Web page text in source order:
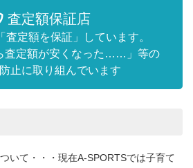
査定額保証店
定額を保証」しています。
査定額が安くなった……」等の
止に取り組んでいます
いて・・・現在A-SPORTSでは子育て